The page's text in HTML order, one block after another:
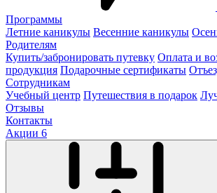
Программы
Летние каникулы Весенние каникулы
Родителям
Купить/забронировать путевку Оплата и
продукция Подарочные сертификаты
Сотрудникам
Учебный центр Путешествия в подарок
Отзывы
Контакты
Акции 6